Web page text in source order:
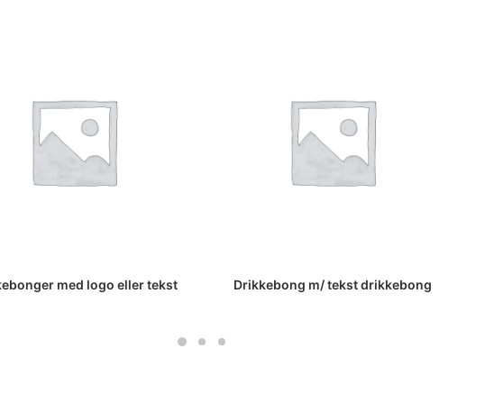
LES MER
med logo eller tekst LES MER
Drikkebong m/ tekst drikkebong